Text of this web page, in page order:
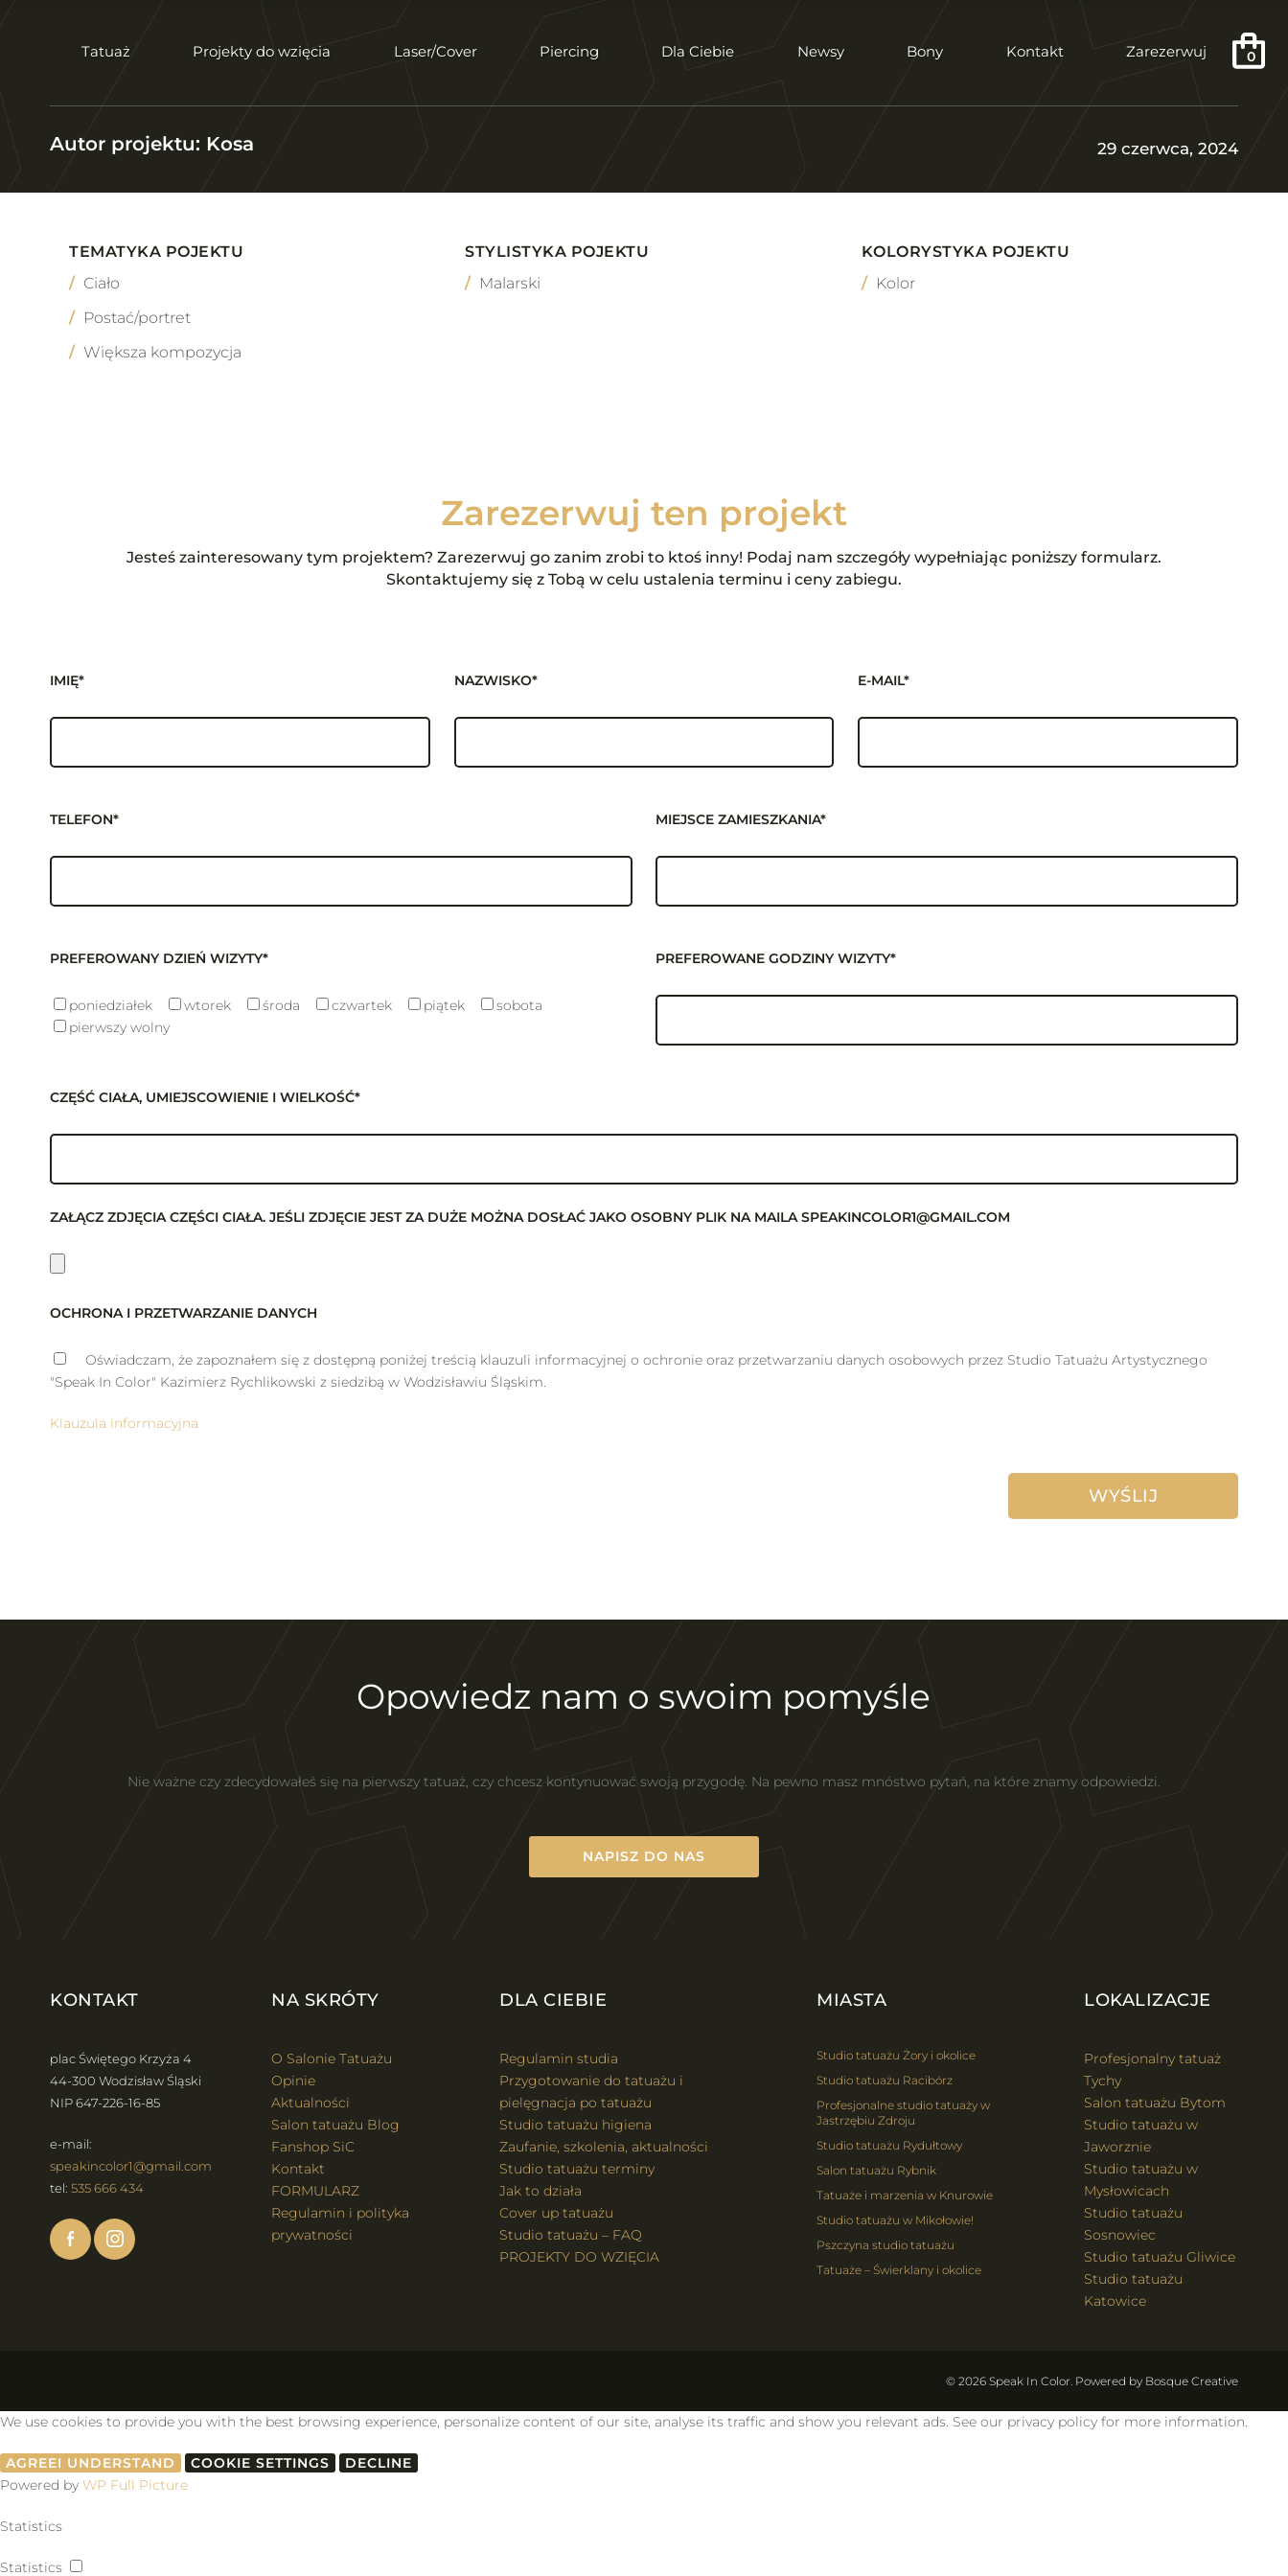
Tatuaż Projekty do wzięcia Laser/Cover Piercing Dla Ciebie Newsy Bony Kontakt Zarezerwuj 0
Autor projektu: Kosa 29 czerwca, 2024
TEMATYKA POJEKTU
Ciało
Postać/portret
Większa kompozycja
STYLISTYKA POJEKTU
Malarski
KOLORYSTYKA POJEKTU
Kolor
Zarezerwuj ten projekt
Jesteś zainteresowany tym projektem? Zarezerwuj go zanim zrobi to ktoś inny! Podaj nam szczegóły wypełniając poniższy formularz.
Skontaktujemy się z Tobą w celu ustalenia terminu i ceny zabiegu.
IMIĘ* NAZWISKO* E-MAIL*
TELEFON* MIEJSCE ZAMIESZKANIA*
PREFEROWANY DZIEŃ WIZYTY*
poniedziałek wtorek środa czwartek piątek
sobota
pierwszy wolny
PREFEROWANE GODZINY WIZYTY*
CZĘŚĆ CIAŁA, UMIEJSCOWIENIE I WIELKOŚĆ*
ZAŁĄCZ ZDJĘCIA CZĘŚCI CIAŁA. JEŚLI ZDJĘCIE JEST ZA DUŻE MOŻNA DOSŁAĆ JAKO OSOBNY PLIK NA MAILA SPEAKINCOLOR1@GMAIL.COM
OCHRONA I PRZETWARZANIE DANYCH
Oświadczam, że zapoznałem się z dostępną poniżej treścią klauzuli informacyjnej o ochronie oraz przetwarzaniu danych osobowych przez Studio Tatuażu Artystycznego
"Speak In Color" Kazimierz Rychlikowski z siedzibą w Wodzisławiu Śląskim.
Klauzula informacyjna
Opowiedz nam o swoim pomyśle
Nie ważne czy zdecydowałeś się na pierwszy tatuaż, czy chcesz kontynuować swoją przygodę. Na pewno masz mnóstwo pytań, na które znamy odpowiedzi.
NAPISZ DO NAS
KONTAKT
plac Świętego Krzyża 4
44-300 Wodzisław Śląski
NIP 647-226-16-85
e-mail:
speakincolor1@gmail.com
tel: 535 666 434
NA SKRÓTY
O Salonie Tatuażu
Opinie
Aktualności
Salon tatuażu Blog
Fanshop SiC
Kontakt
FORMULARZ
Regulamin i polityka
prywatności
DLA CIEBIE
Regulamin studia
Przygotowanie do tatuażu i
pielęgnacja po tatuażu
Studio tatuażu higiena
Zaufanie, szkolenia, aktualności
Studio tatuażu terminy
Jak to działa
Cover up tatuażu
Studio tatuażu – FAQ
PROJEKTY DO WZIĘCIA
MIASTA
Studio tatuażu Żory i okolice
Studio tatuażu Racibórz
Profesjonalne studio tatuaży w
Jastrzębiu Zdroju
Studio tatuażu Rydułtowy
Salon tatuażu Rybnik
Tatuaże i marzenia w Knurowie
Studio tatuażu w Mikołowie!
Pszczyna studio tatuażu
Tatuaże – Świerklany i okolice
LOKALIZACJE
Profesjonalny tatuaż
Tychy
Salon tatuażu Bytom
Studio tatuażu w
Jaworznie
Studio tatuażu w
Mysłowicach
Studio tatuażu
Sosnowiec
Studio tatuażu Gliwice
Studio tatuażu
Katowice
© 2026 Speak In Color. Powered by Bosque Creative
We use cookies to provide you with the best browsing experience, personalize content of our site, analyse its traffic and show you relevant ads. See our privacy policy for more information.
AGREEI UNDERSTAND COOKIE SETTINGS
DECLINE
Powered by WP Full Picture
Statistics
Statistics